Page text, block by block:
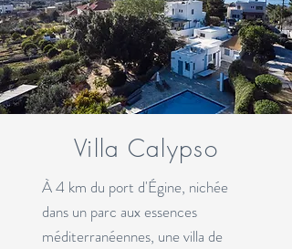
Villa Calypso
À 4 km du port d'Égine, nichée
dans un parc aux essences
méditerranéennes, une villa de